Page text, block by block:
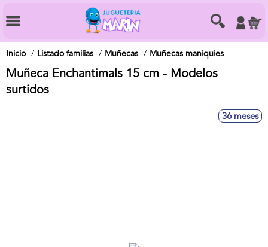
Inicio Listado familias Muñecas Muñecas maniquies
Muñeca Enchantimals 15 cm - Modelos
surtidos
36 meses